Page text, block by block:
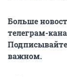
Больше
телеграм-
важном.